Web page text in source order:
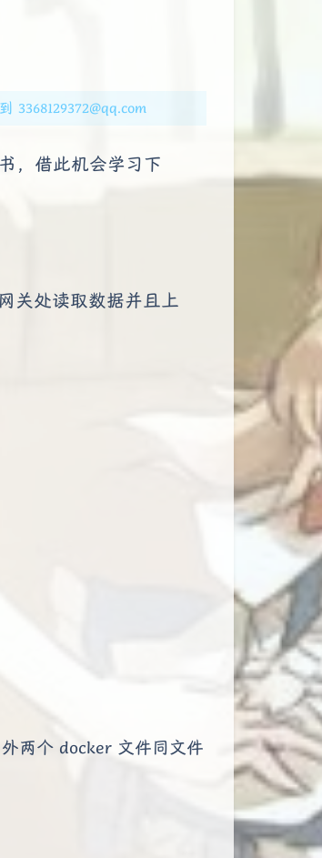
3368129372@qq.com
，借此机会学习下
关处读取数据并且上
两个 docker 文件同文件